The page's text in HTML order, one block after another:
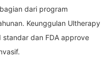
dari program
Keunggulan Ultherapy
dan FDA approve